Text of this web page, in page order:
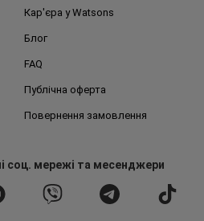
Кар'єра у Watsons
Блог
FAQ
Публічна оферта
Повернення замовлення
соц. мережі та месенджери